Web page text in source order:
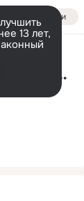
Войти
13 лет,
To the Moon and Back